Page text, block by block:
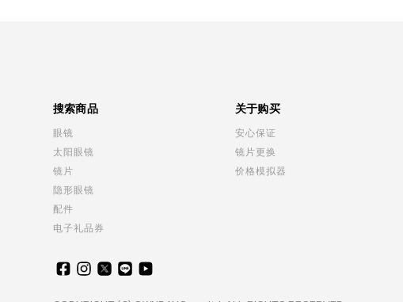
搜索商品
眼镜
太阳眼镜
镜片
隐形眼镜
配件
电子礼品券
关于购买
安心保证
镜片更换
价格模拟器